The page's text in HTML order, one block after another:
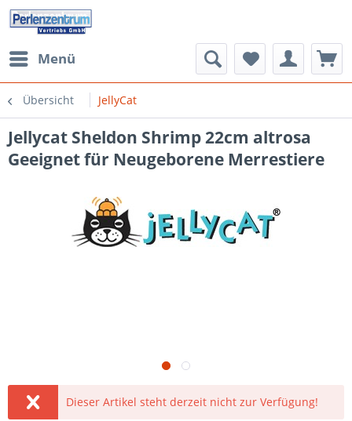
Menü
Übersicht JellyCat
Jellycat Sheldon Shrimp 22cm altrosa
Geeignet für Neugeborene Merrestiere
Dieser Artikel steht derzeit nicht zur Verfügung!